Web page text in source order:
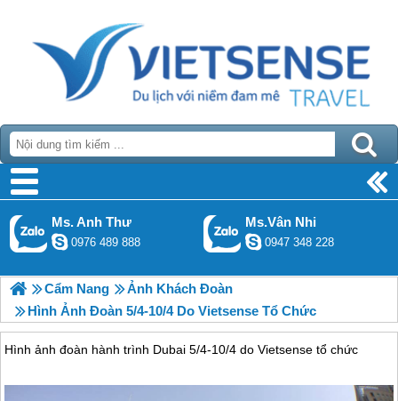
Ms. Anh Thư
0976 489 888
Ms.Vân Nhi
0947 348 228
Cẩm Nang
Ảnh Khách Đoàn
Hình Ảnh Đoàn 5/4-10/4 Do Vietsense Tổ Chức
Hình ảnh đoàn hành trình Dubai 5/4-10/4 do Vietsense tổ chức